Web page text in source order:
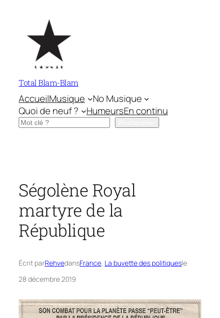
contenu
Total Blam-Blam
AccueilMusique
No Musique
Quoi de neuf ?
HumeursEn continu
Rechercher
Ségolène Royal
martyre de la
République
Écrit parRehvedansFrance, La buvette des politiquesle
28 décembre 2019